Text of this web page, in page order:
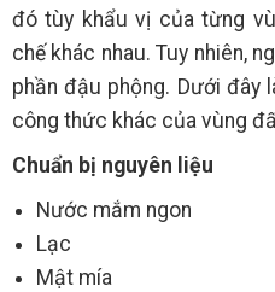
đó tùy khẩu vị của từng
chế khác nhau. Tuy nhiên,
phần đậu phộng. Dưới
công thức khác của vùng
Chuẩn bị nguyên liệu
Nước mắm ngon
Lạc
Mật mía